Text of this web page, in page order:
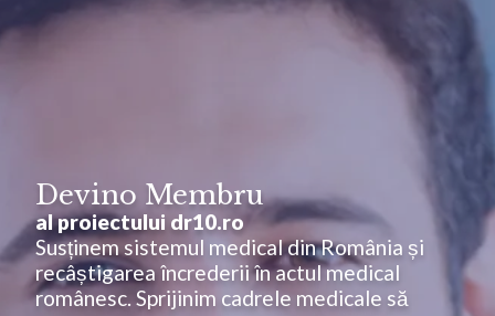
Devino Membru
al proiectului dr10.ro
Susținem sistemul medical din România și
recâștigarea încrederii în actul medical
românesc. Sprijinim cadrele medicale să